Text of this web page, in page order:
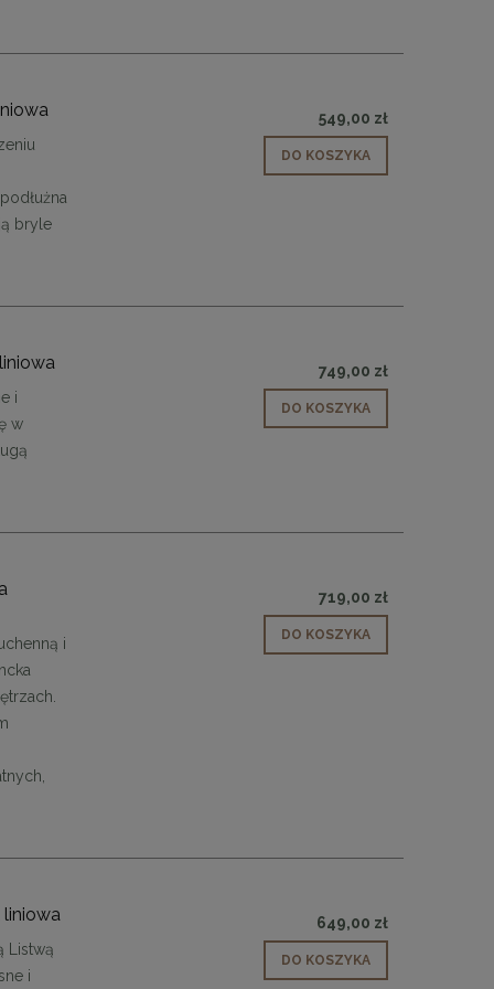
DO KOSZYKA
bryle
549,00 zł
DO KOSZYKA
i
w
749,00 zł
DO KOSZYKA
i
719,00 zł
DO KOSZYKA
Listwą
i
649,00 zł
DO KOSZYKA